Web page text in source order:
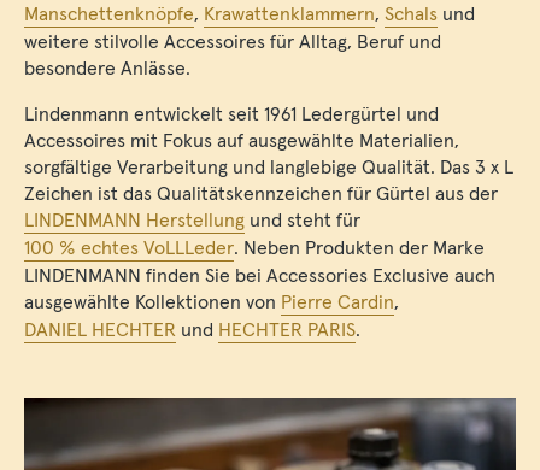
Manschettenknöpfe, Krawattenklammern, Schals und
weitere stilvolle Accessoires für Alltag, Beruf und
besondere Anlässe.
Lindenmann entwickelt seit 1961 Ledergürtel und
Accessoires mit Fokus auf ausgewählte Materialien,
sorgfältige Verarbeitung und langlebige Qualität. Das 3 x L
Zeichen ist das Qualitätskennzeichen für Gürtel aus der
LINDENMANN Herstellung und steht für
100 % echtes VoLLLeder. Neben Produkten der Marke
LINDENMANN finden Sie bei Accessories Exclusive auch
ausgewählte Kollektionen von Pierre Cardin,
DANIEL HECHTER und HECHTER PARIS.